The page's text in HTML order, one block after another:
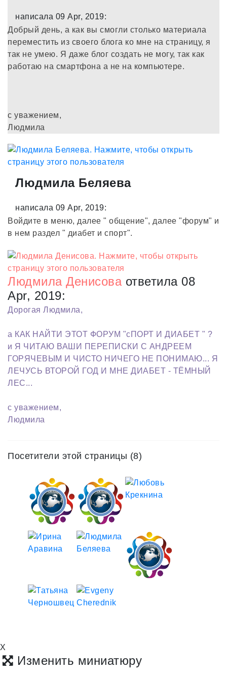
написала 09 Apr, 2019:
Добрый день, а как вы смогли столько материала
переместить из своего блога ко мне на страницу, я
так не умею. Я даже блог создать не могу, так как
работаю на смартфона а не на компьютере.
с уважением,
Людмила
Людмила Беляева
написала 09 Apr, 2019:
Войдите в меню, далее " общение", далее "форум" и
в нем раздел " диабет и спорт".
Людмила Денисоваответила 08
Apr, 2019:
Дорогая Людмила,
а КАК НАЙТИ ЭТОТ ФОРУМ "сПОРТ И ДИАБЕТ " ?
и Я ЧИТАЮ ВАШИ ПЕРЕПИСКИ С АНДРЕЕМ
ГОРЯЧЕВЫМ И ЧИСТО НИЧЕГО НЕ ПОНИМАЮ... Я
ЛЕЧУСЬ ВТОРОЙ ГОД И МНЕ ДИАБЕТ - ТЁМНЫЙ
ЛЕС...
с уважением,
Людмила
Посетители этой страницы (8)
X
Изменить миниатюру